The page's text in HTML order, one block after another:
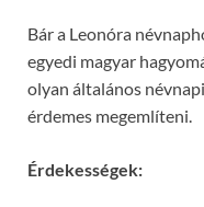
Bár a Leonóra
egyedi magyar
olyan általános
érdemes megemlíteni.
Érdekességek: